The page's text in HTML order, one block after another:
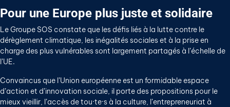
Pour une Europe plus juste et solidaire
Le Groupe SOS constate que les défis liés à la lutte contre le
dérèglement climatique, les inégalités sociales et à la prise en
charge des plus vulnérables sont largement partagés à l’échelle de
l’UE.
Convaincus que l’Union européenne est un formidable espace
d’action et d’innovation sociale, il porte des propositions pour le
mieux vieillir, l’accès de tou·te·s à la culture, l’entrepreneuriat à